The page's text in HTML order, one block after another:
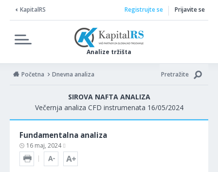
KapitalRS
Analize tržišta
Registrujte se Prijavite se
Početna Dnevna analiza Pretražite
SIROVA NAFTA ANALIZA
Večernja analiza CFD instrumenata 16/05/2024
Fundamentalna analiza
16 maj, 2024